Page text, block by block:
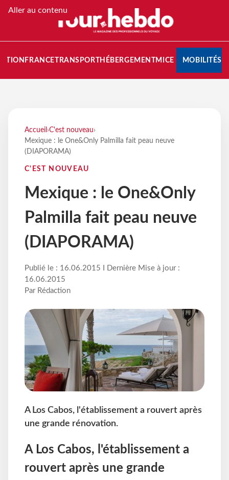
Aller au contenu
FRANCETRANSPORT HÉBERGEMENTMICE MOBILITÉS
Accueil ›C'est nouveau›
Mexique : le One&Only Palmilla fait peau neuve
(DIAPORAMA)
C'EST NOUVEAU
Mexique : le One&Only
Palmilla fait peau neuve
(DIAPORAMA)
Publié le : 16.06.2015 I Dernière Mise à jour :
16.06.2015
Par Rédaction
A Los Cabos, l'établissement a rouvert après
une grande rénovation.
A Los Cabos, l'établissement a
rouvert après une grande